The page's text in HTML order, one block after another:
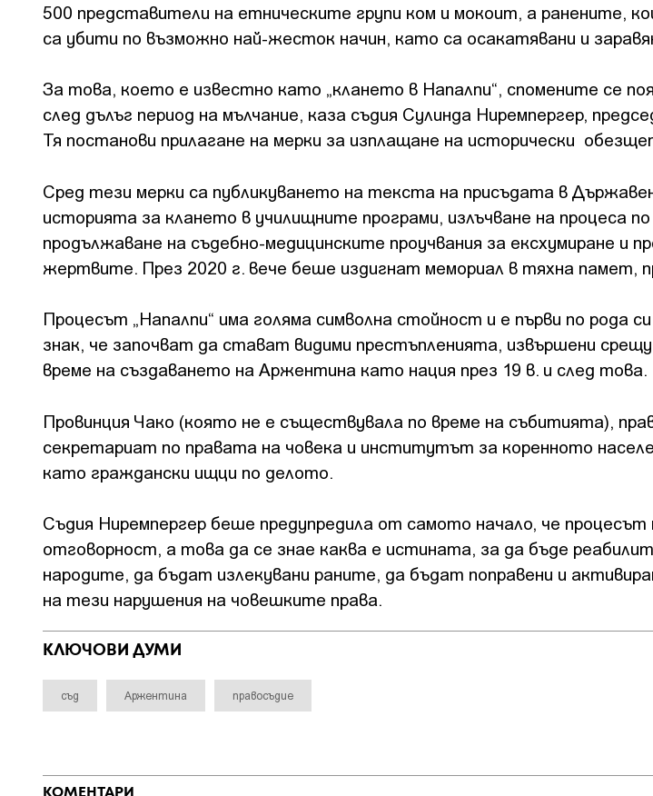
500 представители на етническите групи ком и мокоит, а ранените,
са убити по възможно най-жесток начин, като са осакатявани и
За това, което е известно като „клането в Напалпи“, спомените се
след дълъг период на мълчание, каза съдия Сулинда Ниремпергер,
Тя постанови прилагане на мерки за изплащане на исторически
Сред тези мерки са публикуването на текста на присъдата в
историята за клането в училищните програми, излъчване на процеса
продължаване на съдебно-медицинските проучвания за ексхумиране и
жертвите. През 2020 г. вече беше издигнат мемориал в тяхна памет,
Процесът „Напалпи“ има голяма символна стойност и е първи по рода
знак, че започват да стават видими престъпленията, извършени
време на създаването на Аржентина като нация през 19 в. и след това.
Провинция Чако (която не е съществувала по време на събитията),
секретариат по правата на човека и институтът за коренното
като граждански ищци по делото.
Съдия Ниремпергер беше предупредила от самото начало, че
отговорност, а това да се знае каква е истината, за да бъде
народите, да бъдат излекувани раните, да бъдат поправени и
на тези нарушения на човешките права.
КЛЮЧОВИ ДУМИ
съд Аржентина правосъдие
КОМЕНТАРИ